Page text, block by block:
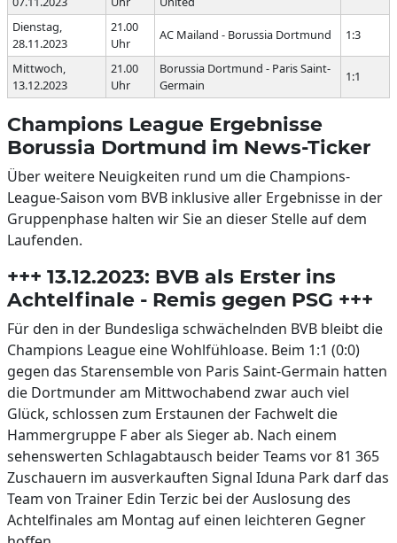
Dienstag,
28.11.2023
21.00
Uhr
AC Mailand - Borussia Dortmund 1:3
Mittwoch,
13.12.2023
21.00
Uhr
Borussia Dortmund - Paris Saint-
Germain
1:1
Champions League Ergebnisse
Borussia Dortmund im News-Ticker
Über weitere Neuigkeiten rund um die Champions-
League-Saison vom BVB inklusive aller Ergebnisse in der
Gruppenphase halten wir Sie an dieser Stelle auf dem
Laufenden.
+++ 13.12.2023: BVB als Erster ins
Achtelfinale - Remis gegen PSG +++
Für den in der Bundesliga schwächelnden BVB bleibt die
Champions League eine Wohlfühloase. Beim 1:1 (0:0)
gegen das Starensemble von Paris Saint-Germain hatten
die Dortmunder am Mittwochabend zwar auch viel
Glück, schlossen zum Erstaunen der Fachwelt die
Hammergruppe F aber als Sieger ab. Nach einem
sehenswerten Schlagabtausch beider Teams vor 81 365
Zuschauern im ausverkauften Signal Iduna Park darf das
Team von Trainer Edin Terzic bei der Auslosung des
Achtelfinales am Montag auf einen leichteren Gegner